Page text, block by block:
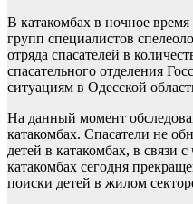
В катакомбах в ночное
групп специалистов
отряда спасателей в
спасательного отделения
ситуациям в Одесской
На данный момент
катакомбах. Спасатели не
детей в катакомбах, в связи
катакомбах сегодня
поиски детей в жилом